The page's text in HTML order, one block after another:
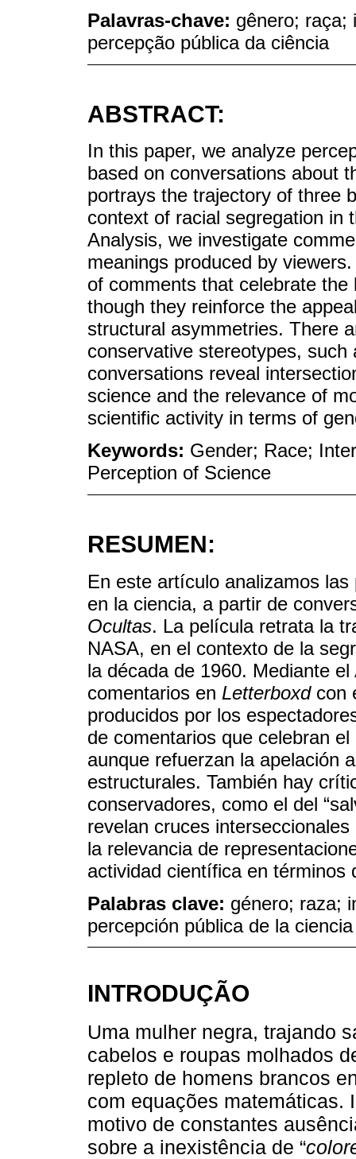
Palavras-chave: gênero; raça;
percepção pública da ciência
ABSTRACT:
In this paper, we analyze
based on conversations about
portrays the trajectory of three
context of racial segregation in
Analysis, we investigate
meanings produced by
of comments that celebrate
though they reinforce the
structural asymmetries. There
conservative stereotypes, such
conversations reveal
science and the relevance of
scientific activity in terms of
Keywords: Gender; Race;
Perception of Science
RESUMEN:
En este artículo analizamos
en la ciencia, a partir de
Ocultas. La película retrata la
NASA, en el contexto de la
la década de 1960. Mediante
comentarios en Letterboxdcon
producidos por los
de comentarios que celebran
aunque refuerzan la apelación
estructurales. También hay
conservadores, como el del
revelan cruces
la relevancia de
actividad científica en términos
Palabras clave: género; raza;
percepción pública de la ciencia
INTRODUÇÃO
Uma mulher negra, trajando
cabelos e roupas molhados
repleto de homens brancos
com equações matemáticas.
motivo de constantes
sobre a inexistência de “